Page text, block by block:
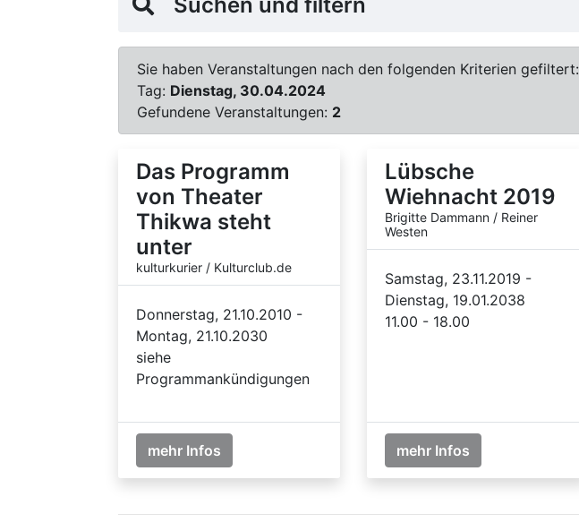
Sie haben Veranstaltungen nach den folgenden Kriterien gefiltert:
Tag: Dienstag, 30.04.2024
Gefundene Veranstaltungen: 2
Das Programm
von Theater
Thikwa steht
unter
kulturkurier / Kulturclub.de
Donnerstag, 21.10.2010 -
Montag, 21.10.2030
siehe
Programmankündigungen
mehr Infos
Lübsche
Wiehnacht 2019
Brigitte Dammann / Reiner
Westen
Samstag, 23.11.2019 -
Dienstag, 19.01.2038
11.00 - 18.00
mehr Infos